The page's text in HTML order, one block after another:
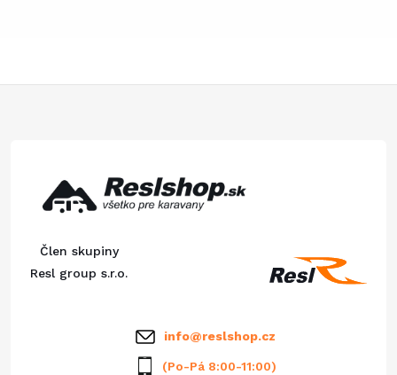
Člen skupiny
Resl group s.r.o.
info@reslshop.cz
(Po-Pá 8:00-11:00)